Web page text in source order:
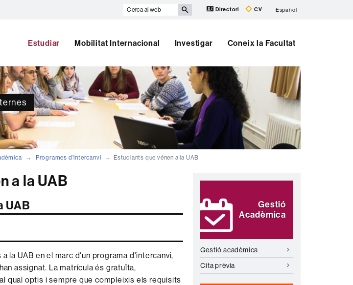
Cerca
Directori CV Español
Estudiar Mobilitat Internacional Investigar Coneix la Facultat
Programes d'intercanvi Estudiants que vénen a la UAB
a la UAB
UAB
la UAB en el marc d'un programa d'intercanvi,
assignat. La matrícula és gratuïta,
qual optis i sempre que compleixis els requisits
Informació
Destaquem
Gestió
Acadèmica
Gestió acadèmica
Cita prèvia